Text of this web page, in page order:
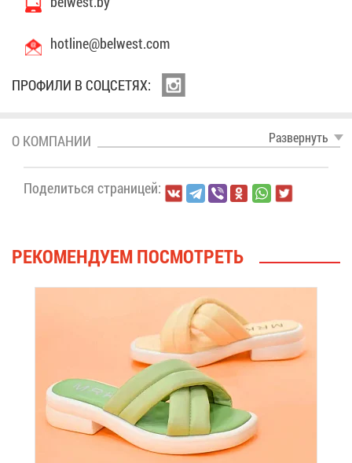
hotline@​belwest.​com
ПРО­ФИ­ЛИ В СОЦ­СЕ­ТЯХ:
Раз­вер­нуть
О КОМ­ПА­НИИ
По­де­лить­ся стра­ни­цей:
РЕ­КО­МЕН­ДУ­ЕМ ПО­СМОТ­РЕТЬ